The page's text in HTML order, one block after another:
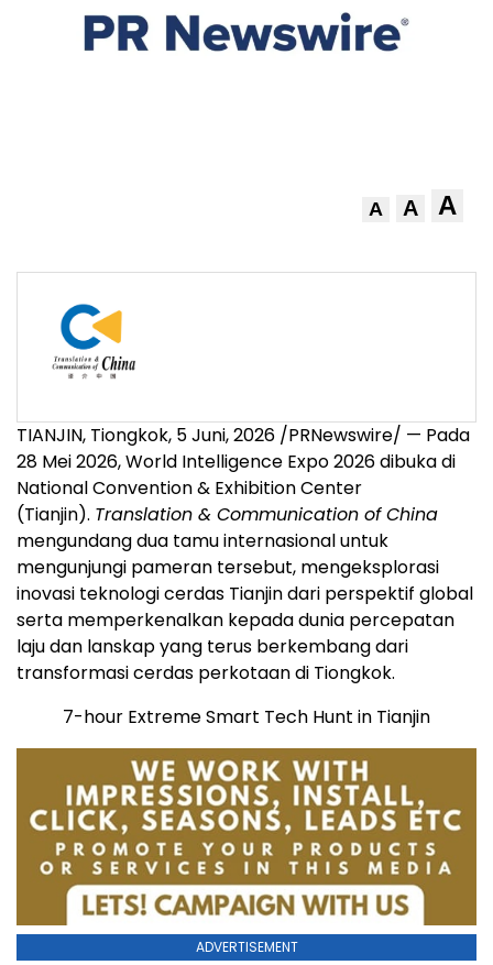
A A A
TIANJIN, Tiongkok, 5 Juni, 2026 /PRNewswire/ — Pada
28 Mei 2026, World Intelligence Expo 2026 dibuka di
National Convention & Exhibition Center
(Tianjin). Translation & Communication of China
mengundang dua tamu internasional untuk
mengunjungi pameran tersebut, mengeksplorasi
inovasi teknologi cerdas Tianjin dari perspektif global
serta memperkenalkan kepada dunia percepatan
laju dan lanskap yang terus berkembang dari
transformasi cerdas perkotaan di Tiongkok.
7-hour Extreme Smart Tech Hunt in Tianjin
ADVERTISEMENT